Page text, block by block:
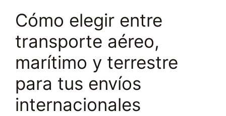
Cómo elegir entre
transporte aéreo,
marítimo y terrestre
para tus envíos
internacionales